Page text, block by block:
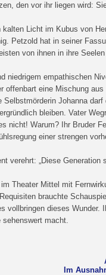
den vor ihr liegen wird:
Licht im Kubus von
Petzold hat in seiner
von ihnen in ihre
niedrigem empathischen
offenbart eine Mischung aus
Johanna darf
bleiben. Vater
nicht! Warum? Ihr Bruder
einer strengen
verehrt: „Diese Generation
Theater Mittel mit
brauchte
vollbringen dieses Wunder.
sehenswert macht.
Im